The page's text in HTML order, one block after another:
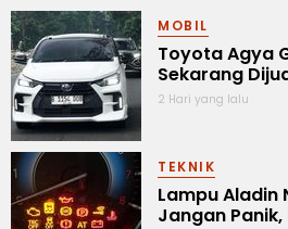
MOBIL
Toyota Agya
Sekarang
2 Hari yang lalu
TEKNIK
Lampu Aladin
Jangan